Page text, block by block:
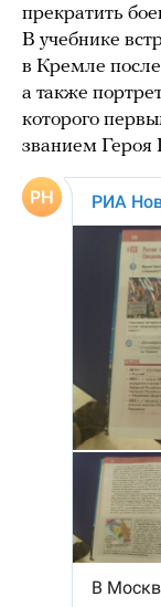
прекратить
В учебнике
в Кремле
а также
которого
званием Героя